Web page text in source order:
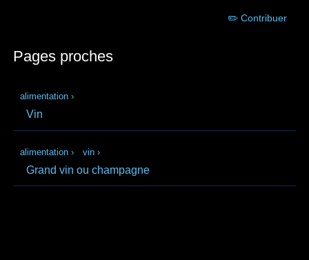
✏️ Contribuer
Pages proches
alimentation ›
Vin
alimentation › vin ›
Grand vin ou champagne